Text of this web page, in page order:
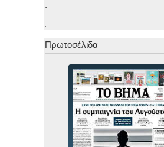
.
.
Πρωτοσέλιδα